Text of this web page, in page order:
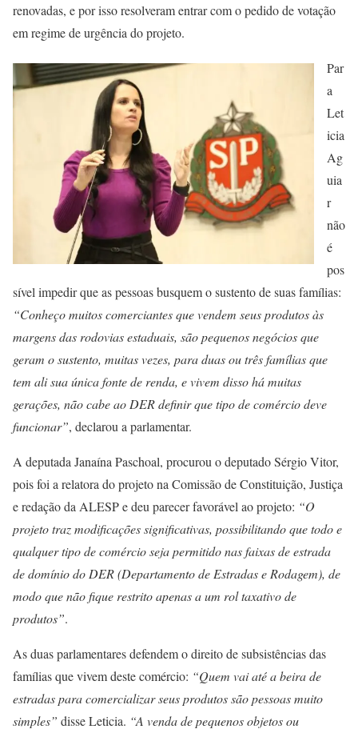
renovadas, e por isso resolveram entrar com o pedido de votação
em regime de urgência do projeto.
Par
a
Let
icia
Ag
uia
r
não
é
pos
sível impedir que as pessoas busquem o sustento de suas famílias:
“Conheço muitos comerciantes que vendem seus produtos às
margens das rodovias estaduais, são pequenos negócios que
geram o sustento, muitas vezes, para duas ou três famílias que
tem ali sua única fonte de renda, e vivem disso há muitas
gerações, não cabe ao DER definir que tipo de comércio deve
funcionar”, declarou a parlamentar.
A deputada Janaína Paschoal, procurou o deputado Sérgio Vitor,
pois foi a relatora do projeto na Comissão de Constituição, Justiça
e redação da ALESP e deu parecer favorável ao projeto: “O
projeto traz modificações significativas, possibilitando que todo e
qualquer tipo de comércio seja permitido nas faixas de estrada
de domínio do DER (Departamento de Estradas e Rodagem), de
modo que não fique restrito apenas a um rol taxativo de
produtos”.
As duas parlamentares defendem o direito de subsistências das
famílias que vivem deste comércio: “Quem vai até a beira de
estradas para comercializar seus produtos são pessoas muito
simples” disse Leticia. “A venda de pequenos objetos ou